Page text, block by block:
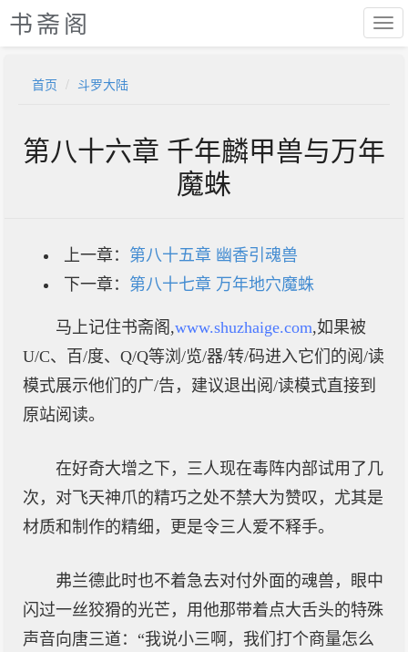
书斋阁
首页 斗罗大陆
第八十六章 千年麟甲兽与万年
魔蛛
上一章： 第八十五章 幽香引魂兽
下一章： 第八十七章 万年地穴魔蛛
马上记住书斋阁,www.shuzhaige.com,如果被
U/C、百/度、Q/Q等浏/览/器/转/码进入它们的阅/读
模式展示他们的广/告，建议退出阅/读模式直接到
原站阅读。
在好奇大增之下，三人现在毒阵内部试用了几
次，对飞天神爪的精巧之处不禁大为赞叹，尤其是
材质和制作的精细，更是令三人爱不释手。
弗兰德此时也不着急去对付外面的魂兽，眼中
闪过一丝狡猾的光芒，用他那带着点大舌头的特殊
声音向唐三道：“我说小三啊，我们打个商量怎么